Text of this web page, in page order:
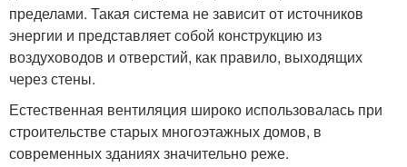
пределами. Такая система не зависит от источников
энергии и представляет собой конструкцию из
воздуховодов и отверстий, как правило, выходящих
через стены.
Естественная вентиляция широко использовалась при
строительстве старых многоэтажных домов, в
современных зданиях значительно реже.